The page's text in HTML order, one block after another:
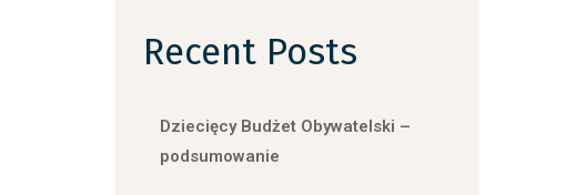
Recent Posts
Dziecięcy Budżet Obywatelski –
podsumowanie